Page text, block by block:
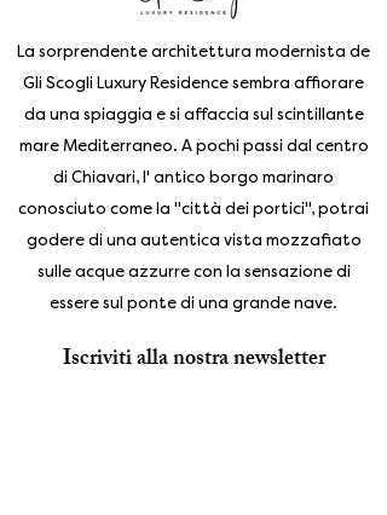
La sorprendente architettura modernista de
Gli Scogli Luxury Residence sembra affiorare
da una spiaggia e si affaccia sul scintillante
mare Mediterraneo. A pochi passi dal centro
di Chiavari, l' antico borgo marinaro
conosciuto come la "città dei portici", potrai
godere di una autentica vista mozzafiato
sulle acque azzurre con la sensazione di
essere sul ponte di una grande nave.
Iscriviti alla nostra newsletter